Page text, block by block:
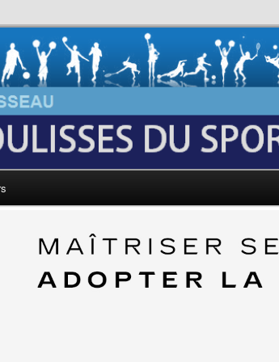
Les Coulisses du